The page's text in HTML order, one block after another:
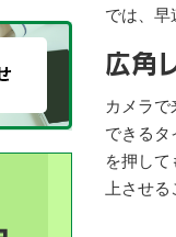
では、早
広角
カメラ
できるタ
を押し
上させ